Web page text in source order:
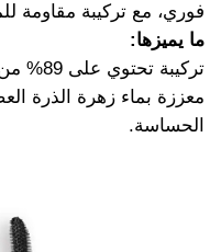
فوري، مع تركيبة مقاومة للماء
ما يميزها:
تركيبة
معززة بماء زهرة الذرة
الحساسة.